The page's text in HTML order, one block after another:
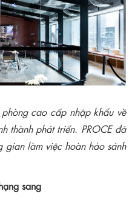
cao cấp nhập khẩu về
thành phát triển. PROCE đã
gian làm việc hoàn hảo sánh
sang